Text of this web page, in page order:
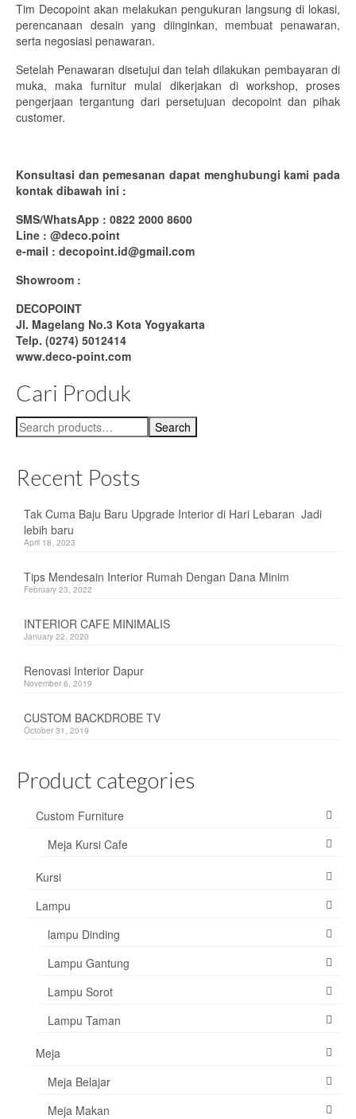
Tentang Kami
Hubungi Kami
Tim Decopoint akan melakukan pengukuran langsung di lokasi,
perencanaan desain yang diinginkan, membuat penawaran,
serta negosiasi penawaran.
Setelah Penawaran disetujui dan telah dilakukan pembayaran di
muka, maka furnitur mulai dikerjakan di workshop, proses
pengerjaan tergantung dari persetujuan decopoint dan pihak
customer.
Konsultasi dan pemesanan dapat menghubungi kami pada
kontak dibawah ini :
SMS/WhatsApp : 0822 2000 8600
Line : @deco.point
e-mail : decopoint.id@gmail.com
Showroom :
DECOPOINT
Jl. Magelang No.3 Kota Yogyakarta
Telp. (0274) 5012414
www.deco-point.com
Cari Produk
Search
for:
Search
Recent Posts
Tak Cuma Baju Baru Upgrade Interior di Hari Lebaran Jadi
lebih baru
April 18, 2023
Tips Mendesain Interior Rumah Dengan Dana Minim
February 23, 2022
INTERIOR CAFE MINIMALIS
January 22, 2020
Renovasi Interior Dapur
November 6, 2019
CUSTOM BACKDROBE TV
October 31, 2019
Product categories
Custom Furniture
Meja Kursi Cafe
Kursi
Lampu
lampu Dinding
Lampu Gantung
Lampu Sorot
Lampu Taman
Meja
Meja Belajar
Meja Makan